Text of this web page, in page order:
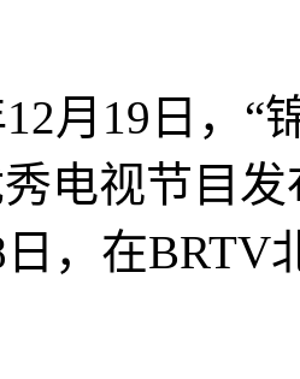
月19日，“
电视节目
日，在